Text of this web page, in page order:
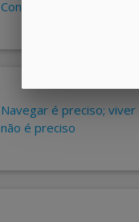
Conectando-se à TI.
Navegar é preciso; viver
não é preciso